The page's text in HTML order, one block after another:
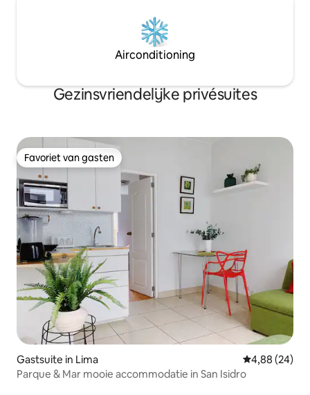
Airconditioning
Gezinsvriendelijke privésuites
Favoriet van gasten
Favoriet van gasten
Gastsuite in Lima Gemiddelde
4,88 (24)
Parque & Mar mooie accommodatie in San Isidro